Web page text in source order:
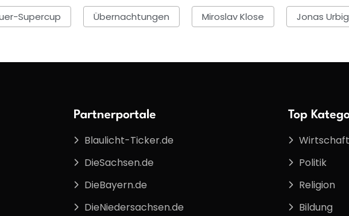
Supercup Übernachtungen Miroslav Klose Jonas Urbig
Partnerportale
Blaulicht-Ticker.de
DieSachsen.de
DieBayern.de
DieNiedersachsen.de
Top
Wirtschaft
Politik
Religion
Bildung